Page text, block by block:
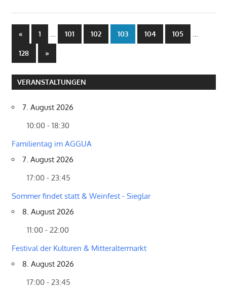
Seitennummerierung
der
Beiträge
«Vorherige
Beiträge
1 … 101 102 103 104 105 …
128
Nächste
Beiträge
»
VERANSTALTUNGEN
7. August 2026
10:00 - 18:30
Familientag im AGGUA
7. August 2026
17:00 - 23:45
Sommer findet statt & Weinfest - Sieglar
8. August 2026
11:00 - 22:00
Festival der Kulturen & Mitteraltermarkt
8. August 2026
17:00 - 23:45